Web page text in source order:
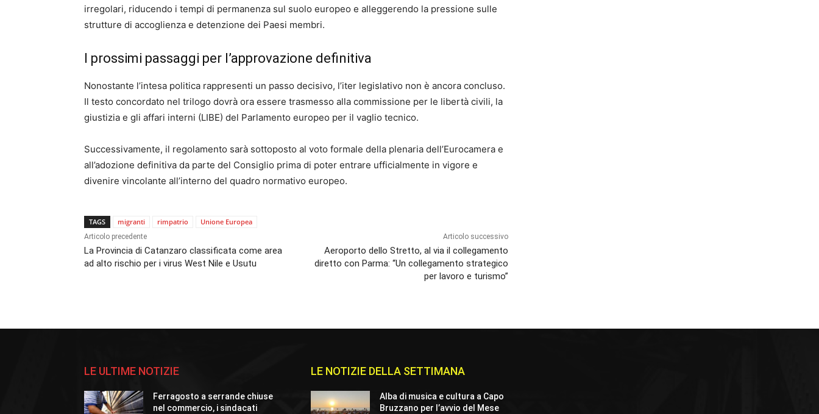
irregolari, riducendo i tempi di permanenza sul suolo europeo e alleggerendo la pressione sulle
strutture di accoglienza e detenzione dei Paesi membri.
I prossimi passaggi per l’approvazione definitiva
Nonostante l’intesa politica rappresenti un passo decisivo, l’iter legislativo non è ancora concluso.
Il testo concordato nel trilogo dovrà ora essere trasmesso alla commissione per le libertà civili, la
giustizia e gli affari interni (LIBE) del Parlamento europeo per il vaglio tecnico.
Successivamente, il regolamento sarà sottoposto al voto formale della plenaria dell’Eurocamera e
all’adozione definitiva da parte del Consiglio prima di poter entrare ufficialmente in vigore e
divenire vincolante all’interno del quadro normativo europeo.
TAGS migranti rimpatrio Unione Europea
Articolo precedente
La Provincia di Catanzaro classificata come area
ad alto rischio per i virus West Nile e Usutu
Articolo successivo
Aeroporto dello Stretto, al via il collegamento
diretto con Parma: “Un collegamento strategico
per lavoro e turismo”
LE ULTIME NOTIZIE
Ferragosto a serrande chiuse
nel commercio, i sindacati
LE NOTIZIE DELLA SETTIMANA
Alba di musica e cultura a Capo
Bruzzano per l’avvio del Mese